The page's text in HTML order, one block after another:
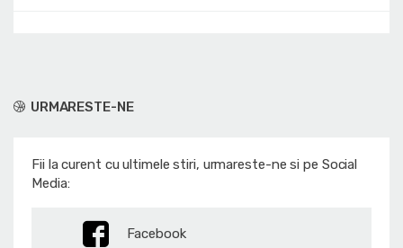
URMARESTE-NE
Fii la curent cu ultimele stiri, urmareste-ne si pe Social
Media:
Facebook